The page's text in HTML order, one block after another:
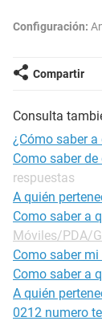
Configuración:
Compartir
Consulta
¿Cómo saber
Como saber
respuestas
A quién
Como saber a
Móviles/PDA/
Como saber
Como saber a
A quién
0212 numero